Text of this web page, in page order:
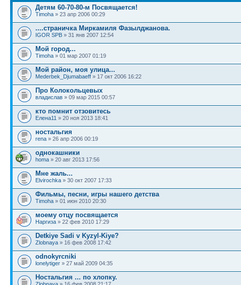
Детям 60-70-80-м Посвящается!
Timoha » 23 апр 2006 00:29
....страничка Миркамиля Фазылджанова.
IGOR SPB » 31 янв 2007 12:54
Мой город...
Timoha » 01 мар 2007 01:19
Мой район, моя улица...
Mederbek_Djumabaeff » 17 окт 2006 16:22
Про Колокольцевых
владислав » 09 мар 2015 00:57
кто помнит отзовитесь
Елена11 » 20 ноя 2013 18:41
ностальгия
rena » 26 апр 2006 00:19
однокашники
homa » 20 авг 2013 17:56
Мне жаль...
Elvirochka » 30 окт 2007 17:33
Фильмы, песни, игры нашего детства
Timoha » 01 июн 2010 20:30
моему отцу посвящается
Наргиза » 22 фев 2010 17:29
Detkiye Sadi v Kyzyl-Kiye?
Zlobnaya » 16 фев 2008 17:42
odnokyrcniki
lonelytiger » 27 май 2009 04:35
Ностальгия ... по хлопку.
Zlobnaya » 16 фев 2008 21:17